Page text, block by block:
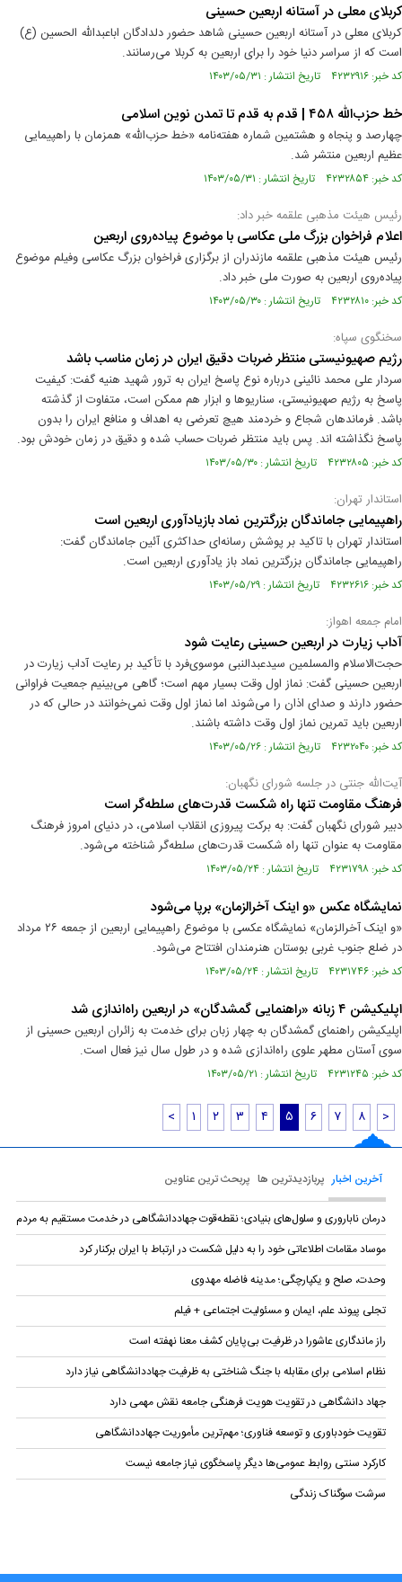
کربلای معلی در آستانه اربعین حسینی
کربلای معلی در آستانه اربعین حسینی شاهد حضور دلدادگان اباعبدالله الحسین (ع)
است که از سراسر دنیا خود را برای اربعین به کربلا می‌رسانند.
کد خبر: ۴۲۳۲۹۱۶ تاریخ انتشار : ۱۴۰۳/۰۵/۳۱
خط حزب‌الله ۴۵۸ | قدم به قدم تا تمدن نوین اسلامی
چهارصد و پنجاه و هشتمین شماره‌ هفته‌نامه‌ «خط حزب‌الله» همزمان با راهپیمایی
عظیم اربعین منتشر شد.
کد خبر: ۴۲۳۲۸۵۴ تاریخ انتشار : ۱۴۰۳/۰۵/۳۱
رئیس هیئت مذهبی علقمه خبر داد:
اعلام فراخوان بزرگ ملی عکاسی با موضوع پیاده‌روی اربعین
رئیس هیئت مذهبی علقمه مازندران از برگزاری فراخوان بزرگ عکاسی وفیلم موضوع
پیاده‌روی اربعین به صورت ملی خبر داد.
کد خبر: ۴۲۳۲۸۱۰ تاریخ انتشار : ۱۴۰۳/۰۵/۳۰
سخنگوی سپاه:
رژیم صهیونیستی منتظر ضربات دقیق ایران در زمان مناسب باشد
سردار علی محمد نائینی درباره نوع پاسخ ایران به ترور شهید هنیه گفت: کیفیت
پاسخ به رژیم صهیونیستی، سناریوها و ابزار هم ممکن است، متفاوت از گذشته
باشد. فرماندهان شجاع و خردمند هیچ تعرضی به اهداف و منافع ایران را بدون
پاسخ نگذاشته اند. پس باید منتظر ضربات حساب شده و دقیق در زمان خودش بود.
کد خبر: ۴۲۳۲۸۰۵ تاریخ انتشار : ۱۴۰۳/۰۵/۳۰
استاندار تهران:
راهپیمایی جاماندگان بزرگترین نماد بازیادآوری اربعین است
استاندار تهران با تاکید بر پوشش رسانه‌ای حداکثری آئین جاماندگان گفت:
راهپیمایی جاماندگان بزرگترین نماد باز یادآوری اربعین است.
کد خبر: ۴۲۳۲۶۱۶ تاریخ انتشار : ۱۴۰۳/۰۵/۲۹
امام جمعه اهواز:
آداب زیارت در اربعین حسینی رعایت شود
حجت‌الاسلام والمسلمین سیدعبدالنبی موسوی‌فرد با تأکید بر رعایت آداب زیارت در
اربعین حسینی گفت: نماز اول وقت بسیار مهم است؛ گاهی می‌بینیم جمعیت فراوانی
حضور دارند و صدای اذان را می‌شوند اما نماز اول وقت نمی‌خوانند در حالی که در
اربعین باید تمرین نماز اول وقت داشته باشند.
کد خبر: ۴۲۳۲۰۴۰ تاریخ انتشار : ۱۴۰۳/۰۵/۲۶
آیت‌الله جنتی در جلسه شورای نگهبان:
فرهنگ مقاومت تنها راه شکست قدرت‌های سلطه‌گر است
دبیر شورای نگهبان گفت: به برکت پیروزی انقلاب اسلامی، در دنیای امروز فرهنگ
مقاومت به عنوان تنها راه شکست قدرت‌های سلطه‌گر شناخته می‌شود.
کد خبر: ۴۲۳۱۷۹۸ تاریخ انتشار : ۱۴۰۳/۰۵/۲۴
نمایشگاه عکس «و اینک آخرالزمان» برپا می‌شود
«و اینک آخرالزمان» نمایشگاه عکسی با موضوع راهپیمایی اربعین از جمعه ۲۶ مرداد
در ضلع جنوب غربی بوستان هنرمندان افتتاح می‌شود.
کد خبر: ۴۲۳۱۷۴۶ تاریخ انتشار : ۱۴۰۳/۰۵/۲۴
اپلیکیشن ۴ زبانه «راهنمایی گمشدگان» در اربعین راه‌اندازی شد
اپلیکیشن راهنمای گمشدگان به چهار زبان برای خدمت به زائران اربعین حسینی از
سوی آستان مطهر علوی راه‌اندازی شده و در طول سال نیز فعال است.
کد خبر: ۴۲۳۱۲۴۵ تاریخ انتشار : ۱۴۰۳/۰۵/۲۱
< ۱ ۲ ۳ ۴ ۵ ۶ ۷ ۸ >
آخرین اخبار پربازدیدترین ها پربحث ترین عناوین
درمان ناباروری و سلول‌های بنیادی؛ نقطه‌قوت جهاددانشگاهی در خدمت مستقیم به مردم
موساد مقامات اطلاعاتی خود را به دلیل شکست در ارتباط با ایران برکنار کرد
وحدت، صلح و یکپارچگی؛ مدینه فاضله مهدوی
تجلی پیوند علم، ایمان و مسئولیت اجتماعی + فیلم
راز ماندگاری عاشورا در ظرفیت بی‌پایان کشف معنا نهفته است
نظام اسلامی برای مقابله با جنگ شناختی به ظرفیت جهاددانشگاهی نیاز دارد
جهاد دانشگاهی در تقویت هویت فرهنگی جامعه نقش مهمی دارد
تقویت خودباوری و توسعه فناوری؛ مهم‌ترین مأموریت جهاددانشگاهی
کارکرد سنتی روابط عمومی‌ها دیگر پاسخگوی نیاز جامعه نیست
سرشت سوگناک زندگی